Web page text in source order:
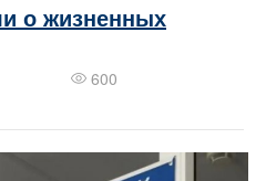
о жизненных
600